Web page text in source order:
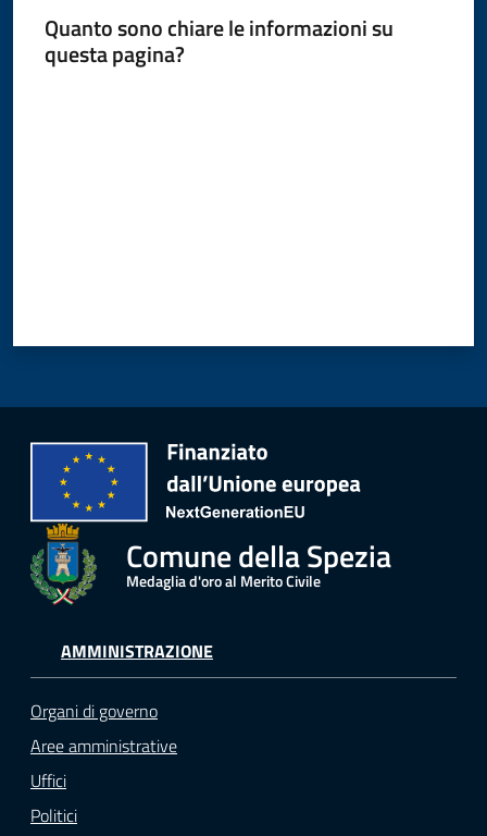
Quanto sono chiare le informazioni su
questa pagina?
Comune della Spezia
Medaglia d'oro al Merito Civile
AMMINISTRAZIONE
Organi di governo
Aree amministrative
Uffici
Politici